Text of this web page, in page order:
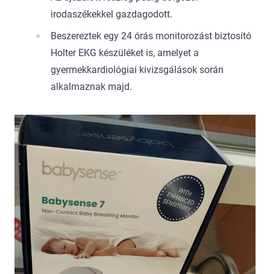
irodaszékekkel gazdagodott.
Beszereztek egy 24 órás monitorozást biztosító
Holter EKG készüléket is, amelyet a
gyermekkardiológiai kivizsgálások során
alkalmaznak majd.